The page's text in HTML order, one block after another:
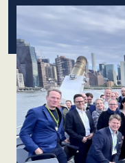
heben
KundenBank2030